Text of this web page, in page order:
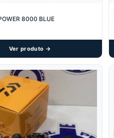
8000 BLUE
Ver produto →